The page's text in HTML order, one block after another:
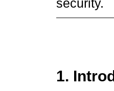
security.
1.